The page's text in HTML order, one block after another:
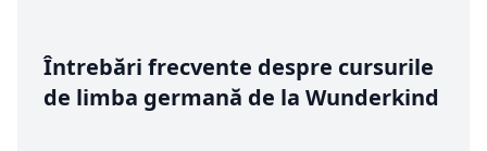
Întrebări frecvente despre cursurile
de limba germană de la Wunderkind